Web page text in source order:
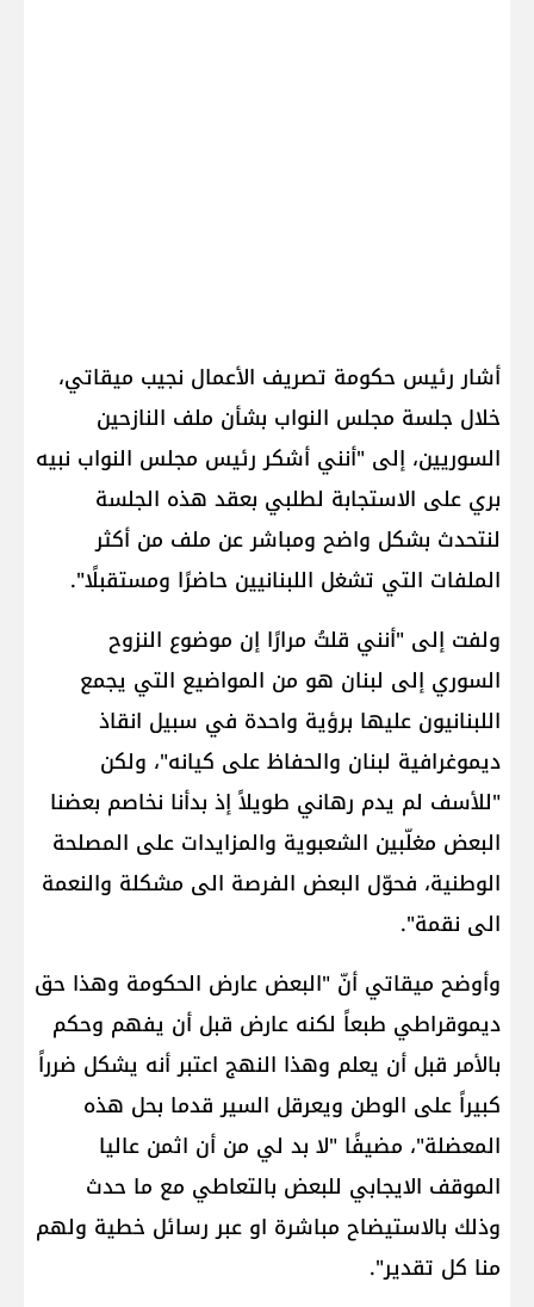
أشار رئيس حكومة تصريف الأعمال نجيب ميقاتي،
خلال جلسة مجلس النواب بشأن ملف النازحين
السوريين، إلى "أنني أشكر رئيس مجلس النواب نبيه
بري على الاستجابة لطلبي بعقد هذه الجلسة
لنتحدث بشكل واضح ومباشر عن ملف من أكثر
الملفات التي تشغل اللبنانيين حاضرًا ومستقبلًا".
ولفت إلى "أنني قلتُ مرارًا إن موضوع النزوح
السوري إلى لبنان هو من المواضيع التي يجمع
اللبنانيون عليها برؤية واحدة في سبيل انقاذ
ديموغرافية لبنان والحفاظ على كيانه"، ولكن
"للأسف لم يدم رهاني طويلاً إذ بدأنا نخاصم بعضنا
البعض مغلّبين الشعبوية والمزايدات على المصلحة
الوطنية، فحوّل البعض الفرصة الى مشكلة والنعمة
الى نقمة".
وأوضح ميقاتي أنّ "البعض عارض الحكومة وهذا حق
ديموقراطي طبعاً لكنه عارض قبل أن يفهم وحكم
بالأمر قبل أن يعلم وهذا النهج اعتبر أنه يشكل ضرراً
كبيراً على الوطن ويعرقل السير قدما بحل هذه
المعضلة"، مضيفًا "لا بد لي من أن اثمن عاليا
الموقف الايجابي للبعض بالتعاطي مع ما حدث
وذلك بالاستيضاح مباشرة او عبر رسائل خطية ولهم
منا كل تقدير".